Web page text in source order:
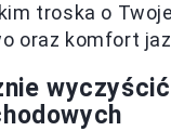
troska o Twoje
oraz komfort